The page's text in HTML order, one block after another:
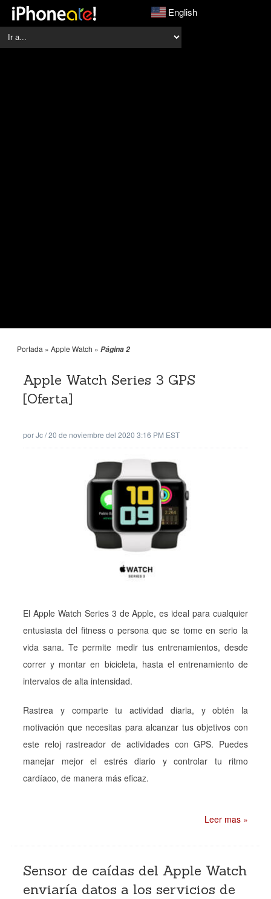
English
Portada » Apple Watch » Página 2
Apple Watch Series 3 GPS
[Oferta]
porJc/20 de noviembre del 2020 3:16 PM EST
El Apple Watch Series 3 de Apple, es ideal para cualquier
entusiasta del fitness o persona que se tome en serio la
vida sana. Te permite medir tus entrenamientos, desde
correr y montar en bicicleta, hasta el entrenamiento de
intervalos de alta intensidad.
Rastrea y comparte tu actividad diaria, y obtén la
motivación que necesitas para alcanzar tus objetivos con
este reloj rastreador de actividades con GPS. Puedes
manejar mejor el estrés diario y controlar tu ritmo
cardíaco, de manera más eficaz.
Leer mas »
Sensor de caídas del Apple Watch
enviaría datos a los servicios de